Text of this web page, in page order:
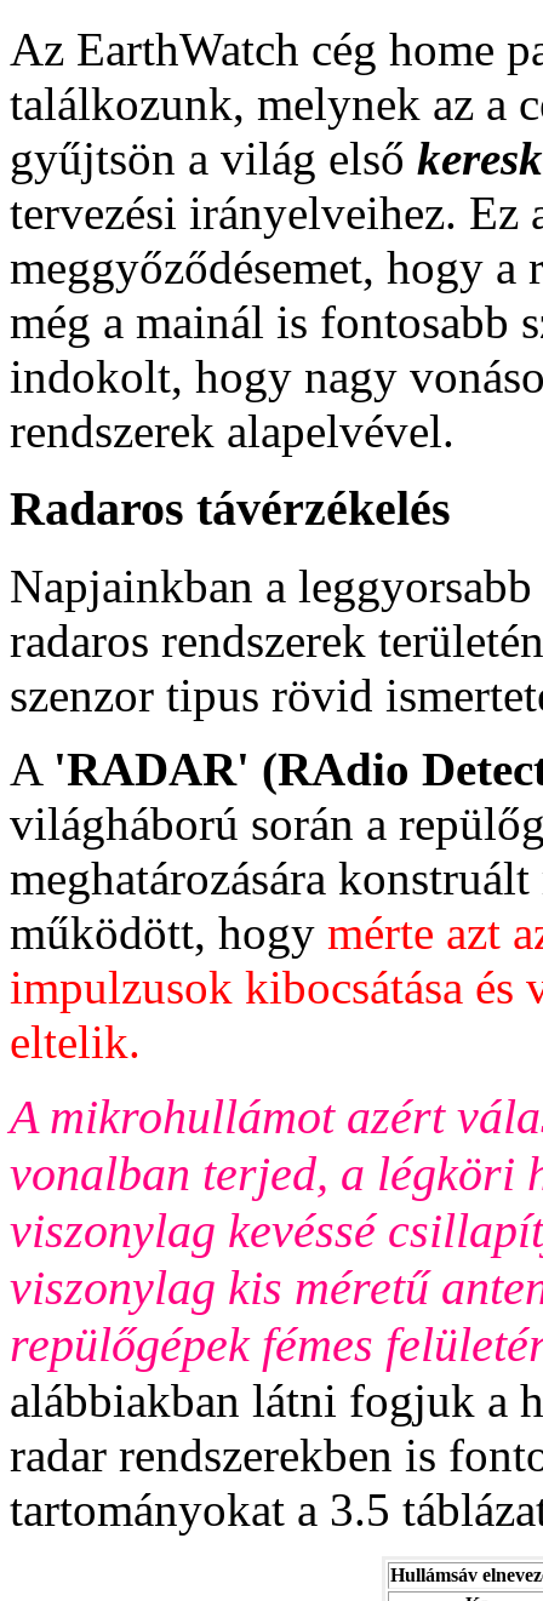
Az EarthWatch cég home
találkozunk, melynek az a
gyűjtsön a világ első
tervezési irányelveihez. Ez
meggyőződésemet, hogy a
még a mainál is fontosabb
indokolt, hogy nagy
rendszerek alapelvével.
Radaros távérzékelés
Napjainkban a
radaros rendszerek
szenzor tipus rövid
A 'RADAR' (RAdio
világháború során a
meghatározására
működött, hogy mérte azt
impulzusok kibocsátása és
eltelik.
A mikrohullámot azért
vonalban terjed, a légköri
viszonylag kevéssé
viszonylag kis méretű
repülőgépek fémes
alábbiakban látni fogjuk a
radar rendszerekben is
tartományokat a 3.5
Hullámsáv